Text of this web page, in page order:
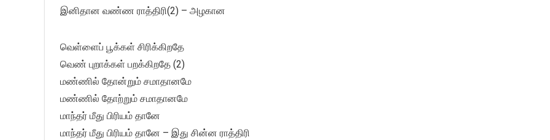
இனிதான வண்ண ராத்திரி(2) – அழகான
வெள்ளைப் பூக்கள் சிரிக்கிறதே
வெண் புறாக்கள் பறக்கிறதே (2)
மண்ணில் தோன்றும் சமாதானமே
மண்ணில் தோற்றும் சமாதானமே
மாந்தர் மீது பிரியம் தானே
மாந்தர் மீது பிரியம் தானே – இது சின்ன ராத்திரி